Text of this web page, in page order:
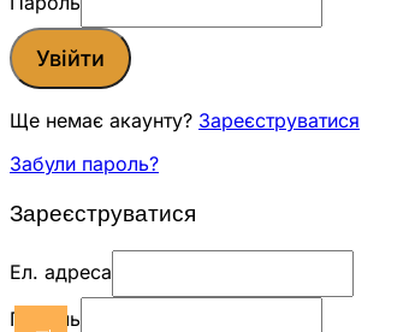
Увійти
Ще немає акаунту? Зареєструватися
Забули пароль?
Зареєструватися
Ел. адреса
Пароль